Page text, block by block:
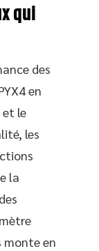
qui
des
en
le
les
la
monte en